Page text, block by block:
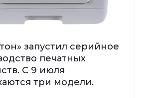
запустил серийное
печатных
С 9 июля
три модели.